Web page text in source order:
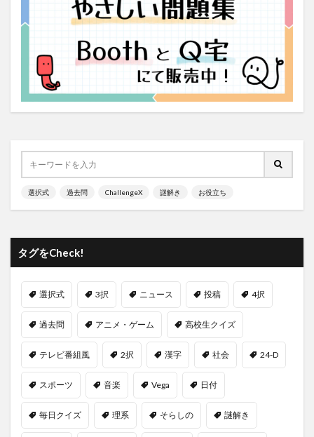
選択式 過去問 ChallengeX 謎解き お役立ち
タグをCheck!
選択式 3択 ニュース 投稿 4択
過去問 アニメ・ゲーム 高校生クイズ
テレビ番組風 2択 漢字 社会 24-D
スポーツ 音楽 Vega 日付
毎日クイズ 理系 そらしの 謎解き